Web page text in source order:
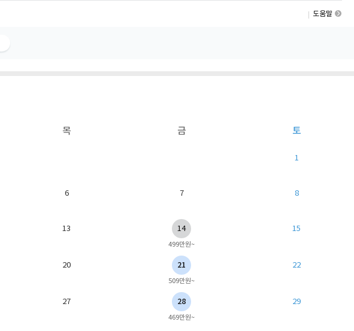
도움말
목 금 토
1
6 7 8
13 14
499만원~
15
20 21
509만원~
22
27 28
469만원~
29